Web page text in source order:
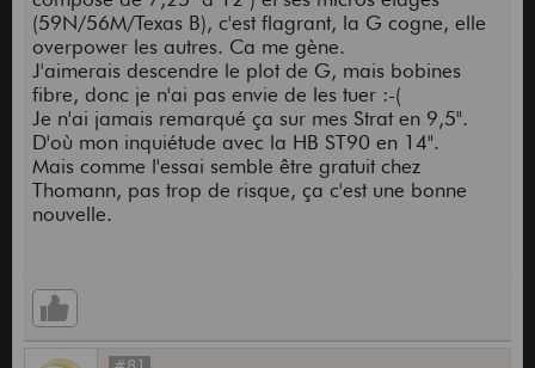
(59N/56M/Texas B), c'est flagrant, la G cogne, elle
overpower les autres. Ca me gène.
J'aimerais descendre le plot de G, mais bobines
fibre, donc je n'ai pas envie de les tuer :-(
Je n'ai jamais remarqué ça sur mes Strat en 9,5".
D'où mon inquiétude avec la HB ST90 en 14".
Mais comme l'essai semble être gratuit chez
Thomann, pas trop de risque, ça c'est une bonne
nouvelle.